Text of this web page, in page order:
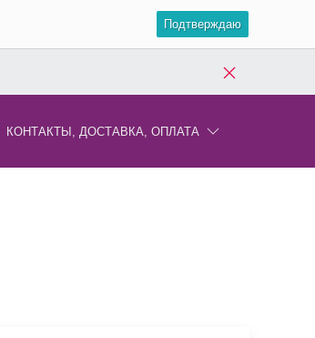
Подтверждаю
КОНТАКТЫ, ДОСТАВКА, ОПЛАТА